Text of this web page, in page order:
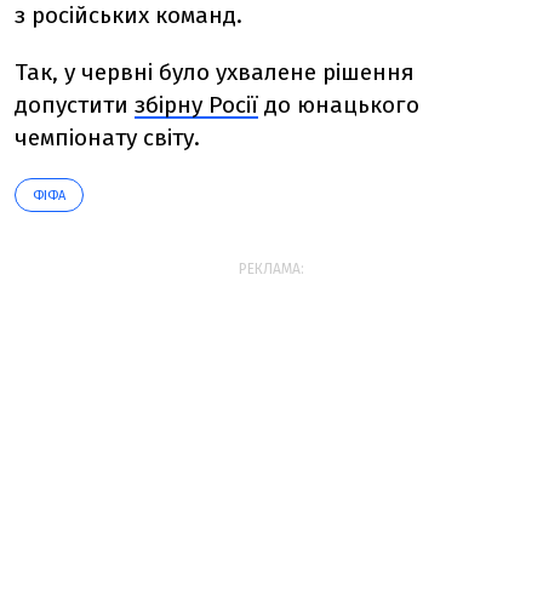
з російських команд.
Так, у червні було ухвалене рішення
допустити збірну Росії до юнацького
чемпіонату світу.
ФІФА
РЕКЛАМА: